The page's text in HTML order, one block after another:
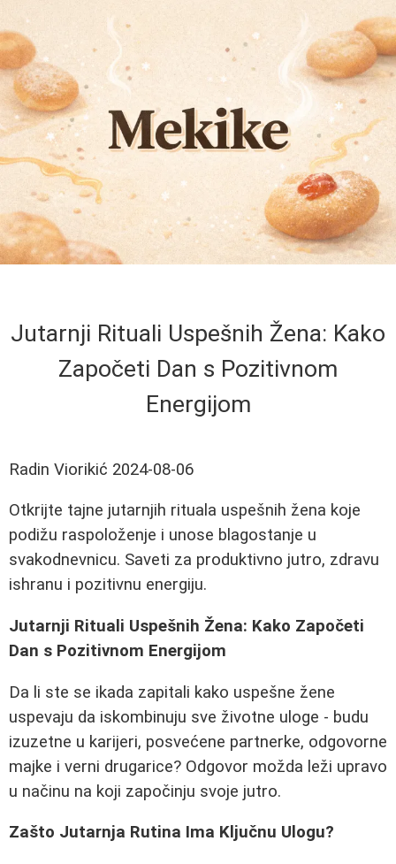
Jutarnji Rituali Uspešnih Žena: Kako
Započeti Dan s Pozitivnom
Energijom
Radin Viorikić 2024-08-06
Otkrijte tajne jutarnjih rituala uspešnih žena koje
podižu raspoloženje i unose blagostanje u
svakodnevnicu. Saveti za produktivno jutro, zdravu
ishranu i pozitivnu energiju.
Jutarnji Rituali Uspešnih Žena: Kako Započeti
Dan s Pozitivnom Energijom
Da li ste se ikada zapitali kako uspešne žene
uspevaju da iskombinuju sve životne uloge - budu
izuzetne u karijeri, posvećene partnerke, odgovorne
majke i verni drugarice? Odgovor možda leži upravo
u načinu na koji započinju svoje jutro.
Zašto Jutarnja Rutina Ima Ključnu Ulogu?